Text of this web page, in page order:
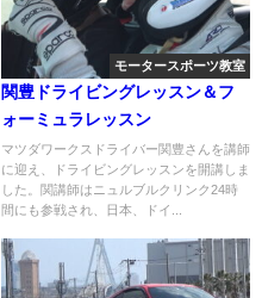
モータースポーツ教室
関豊ドライビングレッスン＆フ
ォーミュラレッスン
マツダワークスドライバー関豊さんを講師
に迎え、ドライビングレッスンを開講しま
した。関講師はニュルブルクリンク24時
間にも参戦され、日本、ドイ...